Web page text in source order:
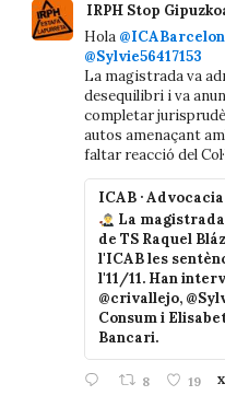
IRPH Stop
Hola
@Sylvie56417153
La magistrada va
desequilibri i va
completar
autos amenaçant
faltar reacció del
ICAB ·
La
de TS Raquel
l'ICAB les
l'11/11. Han
@crivallejo,
Consum i
Bancari.
8 19 X